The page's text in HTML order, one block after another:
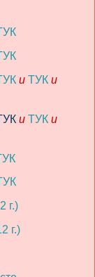
и ТУК и
и ТУК и
г.)
г.)